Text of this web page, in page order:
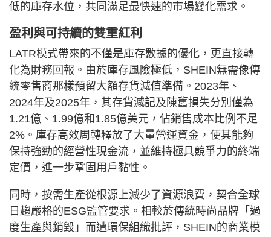
低的庫存水位，共同滿足最快速的市場變化需求。
盈利與可持續的雙重紅利
LATR模式帶來的不僅是庫存數據的優化，更直接轉
化為財務回報。由於庫存風險極低，SHEIN無需像傳
統零售商那樣預留大額存貨減值準備。2023年、
2024年及2025年，其存貨減記及陳舊損失分別僅為
1.21億、1.99億和1.85億美元，佔銷售成本比例不足
2%。庫存高效周轉釋放了大量營運資金，使其能夠
保持強勁的經營性現金流，並維持極具競爭力的終端
定價，進一步鞏固用戶黏性。
同時，按需生產從根源上減少了資源浪費，契合全球
日趨嚴格的ESG監管要求。相較於傳統時尚品牌「過
度生產與銷毀」而遭環保組織批評，SHEIN的商業模